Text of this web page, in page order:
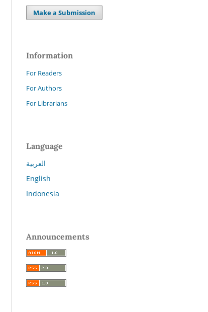
Make a Submission
Information
For Readers
For Authors
For Librarians
Language
العربية
English
Indonesia
Announcements